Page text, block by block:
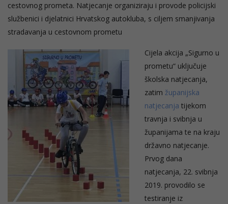
cestovnog prometa. Natjecanje organiziraju i provode policijski
službenici i djelatnici Hrvatskog autokluba, s ciljem smanjivanja
stradavanja u cestovnom prometu
Cijela akcija „Sigurno u
prometu“ uključuje
školska natjecanja,
zatim županijska
natjecanja tijekom
travnja i svibnja u
županijama te na kraju
državno natjecanje.
Prvog dana
natjecanja, 22. svibnja
2019. provodilo se
testiranje iz